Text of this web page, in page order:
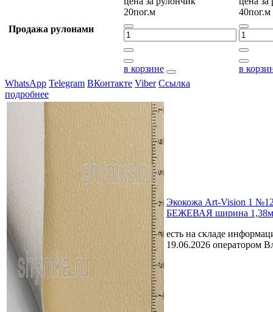
Продажа рулонами
20пог.м
в корзине
40пог.м
в
WhatsApp Telegram ВКонтакте Viber Ссылка
подробнее
Экокожа Art-Vision 1
БЕЖЕВАЯ ширина 1,38м
есть на складе
19.06.2026 оператором